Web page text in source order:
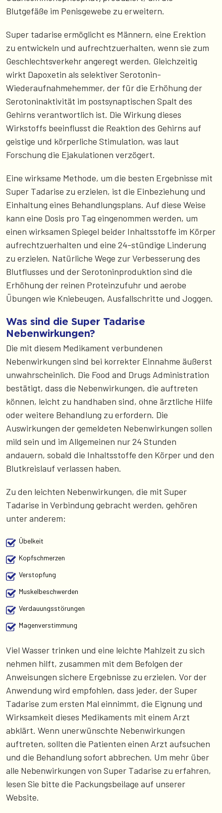
Blutgefäße im Penisgewebe zu erweitern.
Super tadarise ermöglicht es Männern, eine Erektion
zu entwickeln und aufrechtzuerhalten, wenn sie zum
Geschlechtsverkehr angeregt werden. Gleichzeitig
wirkt Dapoxetin als selektiver Serotonin-
Wiederaufnahmehemmer, der für die Erhöhung der
Serotoninaktivität im postsynaptischen Spalt des
Gehirns verantwortlich ist. Die Wirkung dieses
Wirkstoffs beeinflusst die Reaktion des Gehirns auf
geistige und körperliche Stimulation, was laut
Forschung die Ejakulationen verzögert.
Eine wirksame Methode, um die besten Ergebnisse mit
Super Tadarise zu erzielen, ist die Einbeziehung und
Einhaltung eines Behandlungsplans. Auf diese Weise
kann eine Dosis pro Tag eingenommen werden, um
einen wirksamen Spiegel beider Inhaltsstoffe im Körper
aufrechtzuerhalten und eine 24-stündige Linderung
zu erzielen. Natürliche Wege zur Verbesserung des
Blutflusses und der Serotoninproduktion sind die
Erhöhung der reinen Proteinzufuhr und aerobe
Übungen wie Kniebeugen, Ausfallschritte und Joggen.
Was sind die Super Tadarise
Nebenwirkungen?
Die mit diesem Medikament verbundenen
Nebenwirkungen sind bei korrekter Einnahme äußerst
unwahrscheinlich. Die Food and Drugs Administration
bestätigt, dass die Nebenwirkungen, die auftreten
können, leicht zu handhaben sind, ohne ärztliche Hilfe
oder weitere Behandlung zu erfordern. Die
Auswirkungen der gemeldeten Nebenwirkungen sollen
mild sein und im Allgemeinen nur 24 Stunden
andauern, sobald die Inhaltsstoffe den Körper und den
Blutkreislauf verlassen haben.
Zu den leichten Nebenwirkungen, die mit Super
Tadarise in Verbindung gebracht werden, gehören
unter anderem:
Übelkeit
Kopfschmerzen
Verstopfung
Muskelbeschwerden
Verdauungsstörungen
Magenverstimmung
Viel Wasser trinken und eine leichte Mahlzeit zu sich
nehmen hilft, zusammen mit dem Befolgen der
Anweisungen sichere Ergebnisse zu erzielen. Vor der
Anwendung wird empfohlen, dass jeder, der Super
Tadarise zum ersten Mal einnimmt, die Eignung und
Wirksamkeit dieses Medikaments mit einem Arzt
abklärt. Wenn unerwünschte Nebenwirkungen
auftreten, sollten die Patienten einen Arzt aufsuchen
und die Behandlung sofort abbrechen. Um mehr über
alle Nebenwirkungen von Super Tadarise zu erfahren,
lesen Sie bitte die Packungsbeilage auf unserer
Website.